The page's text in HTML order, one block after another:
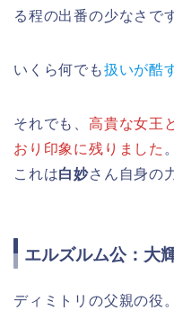
る程の出番の少なさで
いくら何でも扱いが酷
それでも、 高貴な女王
おり印象に残りました 。
これは白妙さん自身の
エルズルム公：大
ディミトリの父親の役。